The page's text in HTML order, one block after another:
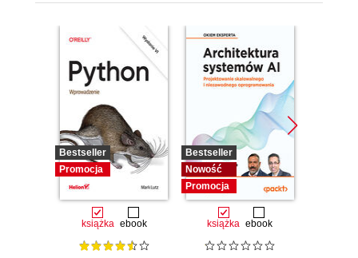
Bestseller
Promocja
książka ebook
Bestseller
Nowość
Promocja
książka ebook